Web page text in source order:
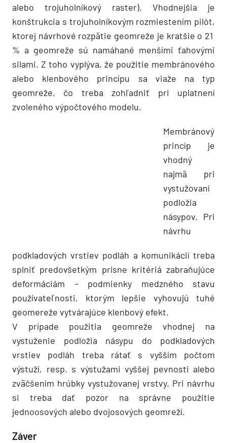
alebo trojuholníkový raster). Vhodnejšia je
konštrukcia s trojuholníkovým rozmiestením pilót,
ktorej návrhové rozpätie geomreže je kratšie o 21
% a geomreže sú namáhané menšími ťahovými
silami. Z toho vyplýva, že použitie membránového
alebo klenbového princípu sa viaže na typ
geomreže, čo treba zohľadniť pri uplatnení
zvoleného výpočtového modelu.
Membránový
princíp je
vhodný
najmä pri
vystužovaní
podložia
násypov. Pri
návrhu
podkladových vrstiev podláh a komunikácií treba
splniť predovšetkým prísne kritériá zabraňujúce
deformáciám – podmienky medzného stavu
používateľnosti, ktorým lepšie vyhovujú tuhé
geomereže vytvárajúce klenbový efekt.
V prípade použitia geomreže vhodnej na
vystuženie podložia násypu do podkladových
vrstiev podláh treba rátať s vyšším počtom
výstuží, resp. s výstužami vyššej pevnosti alebo
zväčšením hrúbky vystužovanej vrstvy. Pri návrhu
si treba dať pozor na správne použitie
jednoosových alebo dvojosových geomreží.
Záver